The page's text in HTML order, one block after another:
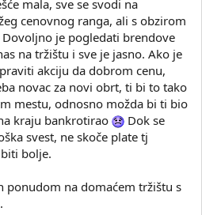
mala, sve se svodi na
cenovnog ranga, ali s obzirom
je pogledati brendove
na tržištu i sve je jasno. Ako je
akciju da dobrom cenu,
novac za novi obrt, ti bi to tako
mestu, odnosno možda bi ti bio
kraju bankrotirao
Dok se
svest, ne skoče plate tj
bolje.
ponudom na domaćem tržištu s